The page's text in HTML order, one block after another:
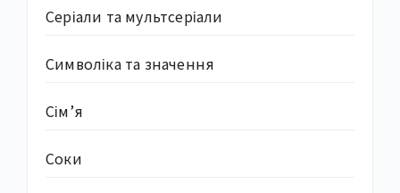
Серіали та мультсеріали
Символіка та значення
Сім’я
Соки